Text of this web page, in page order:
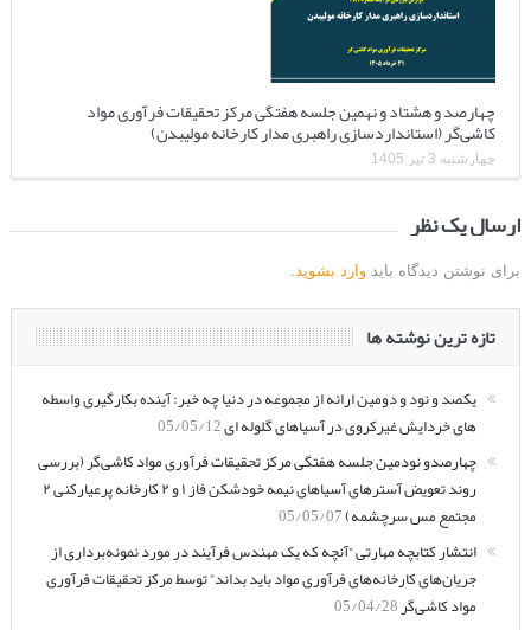
چهارصد و هشتاد و نهمین جلسه هفتگی مرکز تحقیقات فرآوری مواد
کاشی‌گر (استانداردسازی راهبری مدار کارخانه مولیبدن)
چهارشنبه 3 تیر 1405
ارسال یک نظر
برای نوشتن دیدگاه باید وارد بشوید.
تازه ترین نوشته ها
یکصد و نود و دومین ارائه از مجموعه در دنیا چه خبر: آینده بکارگیری واسطه
های خردایش غیرکروی در آسیاهای گلوله ای05/05/12
چهارصدو نودمین جلسه هفتگی مرکز تحقیقات فرآوری مواد کاشی‌گر (بررسی
روند تعویض آسترهای آسیاهای نیمه خودشکن فاز ۱ و ۲ کارخانه پرعیارکنی ۲
مجتمع مس سرچشمه)05/05/07
انتشار کتابچه مهارتی “آنچه که یک مهندس فرآیند در مورد نمونه‌برداری از
جریان‌های کارخانه‌های فرآوری مواد باید بداند” توسط مرکز تحقیقات فرآوری
مواد کاشی‌گر05/04/28